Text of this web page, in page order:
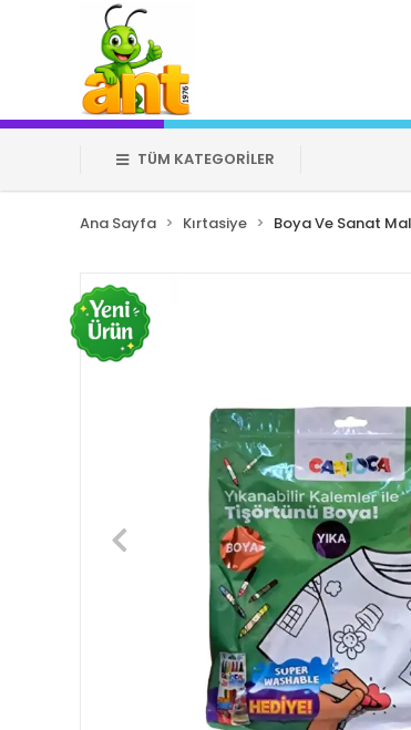
TÜM KATEGORİLER
Ana Sayfa Kırtasiye Boya Ve Sanat